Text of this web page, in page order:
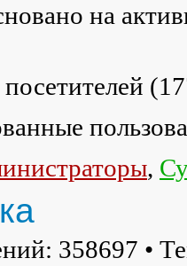
на
(
,
358697 •